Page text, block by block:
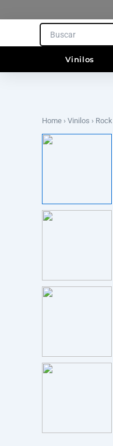
al
Vinilos
Search
Home › Vinilos › Rock